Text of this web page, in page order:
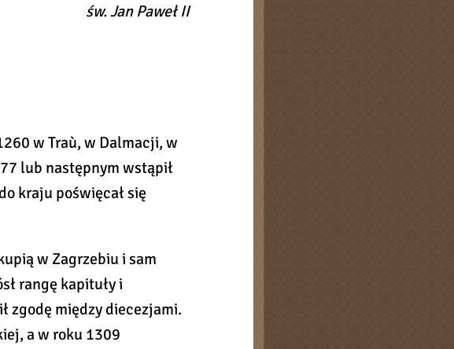
św. Jan Paweł II
w Traù, w Dalmacji, w
lub następnym wstąpił
kraju poświęcał się
w Zagrzebiu i sam
rangę kapituły i
zgodę między diecezjami.
a w roku 1309